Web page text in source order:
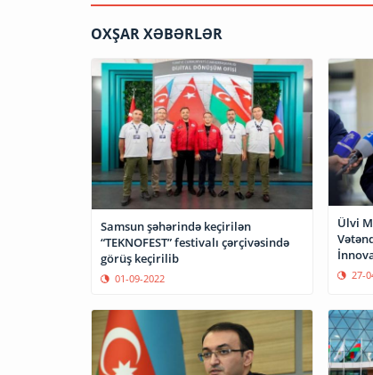
OXŞAR XƏBƏRLƏR
Samsun şəhərində keçirilən
“TEKNOFEST” festivalı çərçivəsində
görüş keçirilib
01-09-2022
Ülvi
27-